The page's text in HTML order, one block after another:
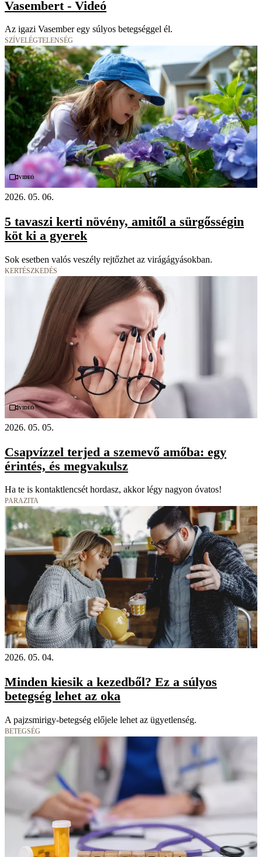
Vasembert - Videó
Az igazi Vasember egy súlyos betegséggel él.
SZÍVELÉGTELENSÉG
Videó
2026. 05. 06.
5 tavaszi kerti növény, amitől a sürgősségin
köt ki a gyerek
Sok esetben valós veszély rejtőzhet az virágágyásokban.
KERTÉSZKEDÉS
Videó
2026. 05. 05.
Csapvízzel terjed a szemevő amőba: egy
érintés, és megvakulsz
Ha te is kontaktlencsét hordasz, akkor légy nagyon óvatos!
PARAZITA
2026. 05. 04.
Minden kiesik a kezedből? Ez a súlyos
betegség lehet az oka
A pajzsmirigy-betegség előjele lehet az ügyetlenség.
BETEGSÉG